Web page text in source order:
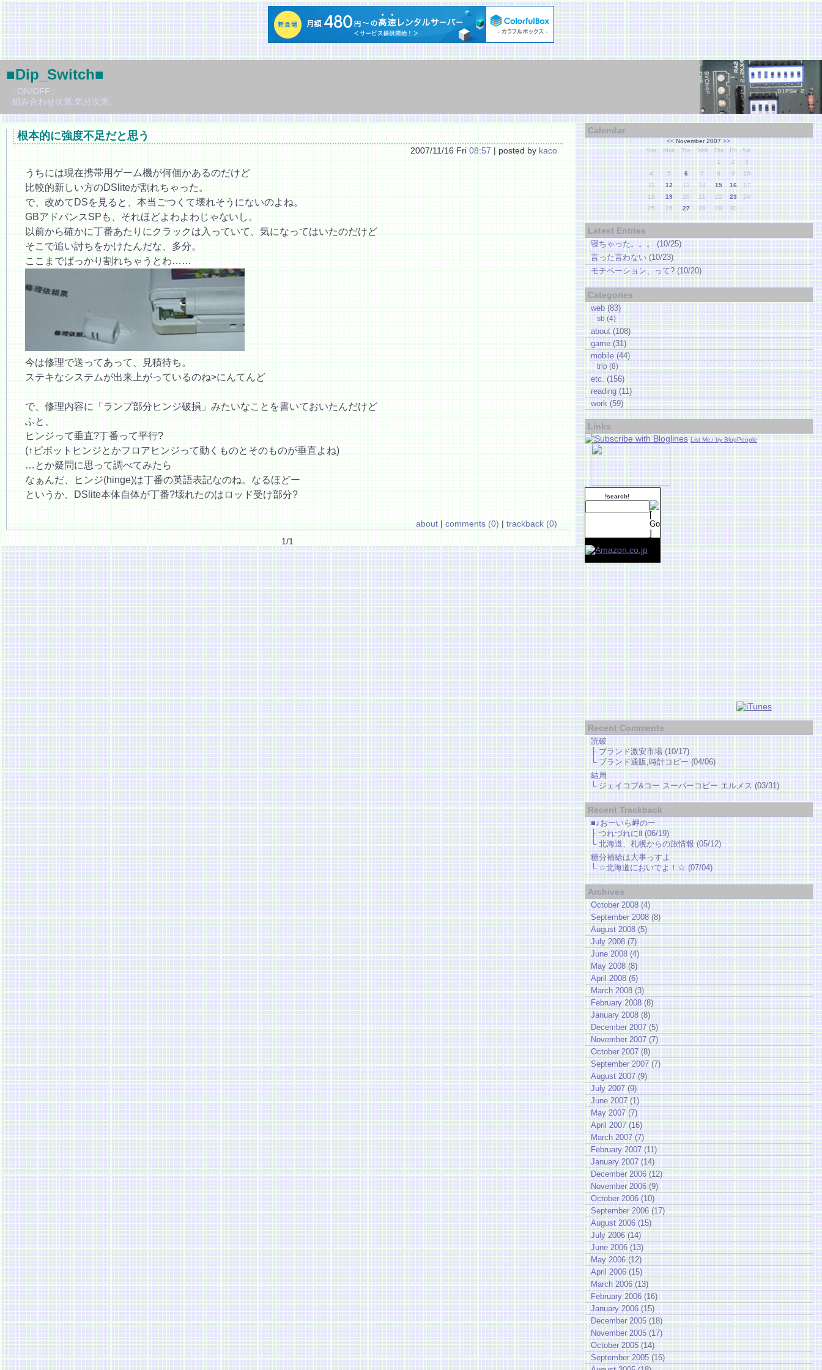
■Dip_Switch■
::ON/OFF::
組み合わせ次第,気分次第。
根本的に強度不足だと思う
2007/11/16 Fri 08:57 | posted by kaco
うちには現在携帯用ゲーム機が何個かあるのだけど
比較的新しい方のDSliteが割れちゃった。
で、改めてDSを見ると、本当ごつくて壊れそうにないのよね。
GBアドバンスSPも、それほどよわよわじゃないし。
以前から確かに丁番あたりにクラックは入っていて、気になってはいたのだけど
そこで追い討ちをかけたんだな、多分。
ここまでぱっかり割れちゃうとわ……
今は修理で送ってあって、見積待ち。
ステキなシステムが出来上がっているのね>にんてんど
で、修理内容に「ランプ部分ヒンジ破損」みたいなことを書いておいたんだけど
ふと、
ヒンジって垂直?丁番って平行?
(↑ピボットヒンジとかフロアヒンジって動くものとそのものが垂直よね)
…とか疑問に思って調べてみたら
なぁんだ、ヒンジ(hinge)は丁番の英語表記なのね。なるほどー
というか、DSlite本体自体が丁番?壊れたのはロッド受け部分?
about| comments (0) | trackback (0)
1/1
Calendar
<<November 2007>>
Sun
Mon Tue Wed Thu Fri
Sat
1
2
3
4
5 6 7 8 9
10
11
12 13 14 15 16
17
18
19 20 21 22 23
24
25
26 27 28 29 30
Latest Entries
寝ちゃった。。。(10/25)
言った言わない(10/23)
モチベーション、って?(10/20)
Categories
web(83)
sb(4)
about(108)
game(31)
mobile(44)
trip(8)
etc.(156)
reading(11)
work(59)
Links
List Me♪ by BlogPeople
!search!
Recent Comments
読破
├ ブランド激安市場 (10/17)
└ ブランド通販,時計コピー (04/06)
結局
└ ジェイコブ&コー スーパーコピー エルメス (03/31)
Recent Trackback
■♪おーいら岬のー
├つれづれにⅡ (06/19)
└北海道、札幌からの旅情報 (05/12)
糖分補給は大事っすよ
└☆北海道においでよ！☆ (07/04)
Archives
October 2008(4)
September 2008(8)
August 2008(5)
July 2008(7)
June 2008(4)
May 2008(8)
April 2008(6)
March 2008(3)
February 2008(8)
January 2008(8)
December 2007(5)
November 2007(7)
October 2007(8)
September 2007(7)
August 2007(9)
July 2007(9)
June 2007(1)
May 2007(7)
April 2007(16)
March 2007(7)
February 2007(11)
January 2007(14)
December 2006(12)
November 2006(9)
October 2006(10)
September 2006(17)
August 2006(15)
July 2006(14)
June 2006(13)
May 2006(12)
April 2006(15)
March 2006(13)
February 2006(16)
January 2006(15)
December 2005(18)
November 2005(17)
October 2005(14)
September 2005(16)